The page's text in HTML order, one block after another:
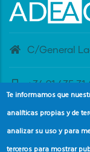
C/General
+34 91 435 31
Te informamos que
analíticas propias y de
analizar su uso y para
terceros para mostrar